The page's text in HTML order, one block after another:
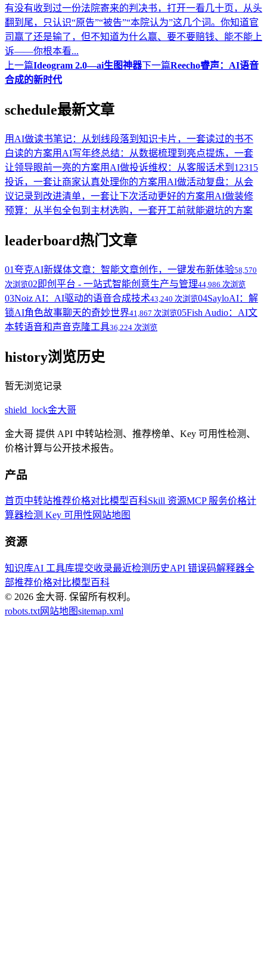
有没有收到过一份法院寄来的判决书，打开一看几十页，从头
翻到尾，只认识“原告”“被告”“本院认为”这几个词。你知道官
司赢了还是输了，但不知道为什么赢、要不要赔钱、能不能上
诉——你根本看...
上一篇Ideogram 2.0—ai生图神器下一篇Reecho睿声：AI语音
合成的新时代
schedule最新文章
用AI做读书笔记：从划线段落到知识卡片，一套读过的书不
白读的方案用AI写年终总结：从数据梳理到亮点提炼，一套
让领导眼前一亮的方案用AI做投诉维权：从客服话术到12315
投诉，一套让商家认真处理你的方案用AI做活动复盘：从会
议记录到改进清单，一套让下次活动更好的方案用AI做装修
预算：从半包全包到主材选购，一套开工前就能避坑的方案
leaderboard热门文章
01夸克AI新媒体文章：智能文章创作，一键发布新体验58,570
次浏览02 即创平台 - 一站式智能创意生产与管理44,986 次浏览
03Noiz AI：AI驱动的语音合成技术43,240 次浏览04SayloAI：解
锁AI角色故事聊天的奇妙世界41,867 次浏览05Fish Audio：AI文
本转语音和声音克隆工具36,224 次浏览
history浏览历史
暂无浏览记录
shield_lock金大哥
金大哥 提供 API 中转站检测、推荐榜单、Key 可用性检测、
价格计算与公开技术报告。
产品
首页中转站推荐价格对比模型百科Skill 资源MCP 服务价格计
算器检测 Key 可用性 网站地图
资源
知识库AI 工具库提交收录最近检测历史API 错误码解释器全
部推荐价格对比模型百科
© 2026 金大哥. 保留所有权利。
robots.txt网站地图sitemap.xml